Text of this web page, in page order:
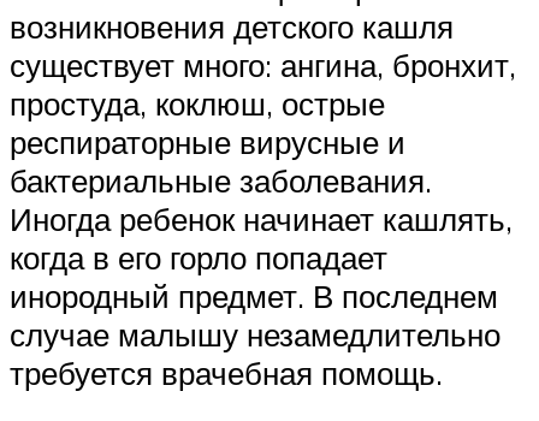
возникновения детского кашля
существует много: ангина, бронхит,
простуда, коклюш, острые
респираторные вирусные и
бактериальные заболевания.
Иногда ребенок начинает кашлять,
когда в его горло попадает
инородный предмет. В последнем
случае малышу незамедлительно
требуется врачебная помощь.